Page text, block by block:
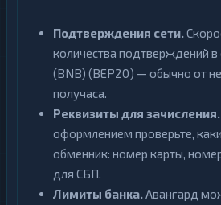
Подтверждения сети.
количества подтверждений в
(BNB) (BEP20) — обычно от
получаса.
Реквизиты для зачисления.
оформлением проверьте,
обменник: номер карты,
для СБП.
Лимиты банка.Авангард